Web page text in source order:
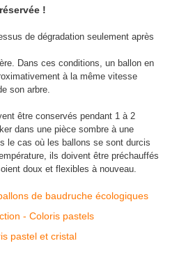
!
de dégradation seulement après
Dans ces conditions, un ballon en
à la même vitesse
son arbre.
être conservés pendant 1 à 2
dans une pièce sombre à une
le cas où les ballons se sont durcis
ils doivent être préchauffés
doux et flexibles à nouveau.